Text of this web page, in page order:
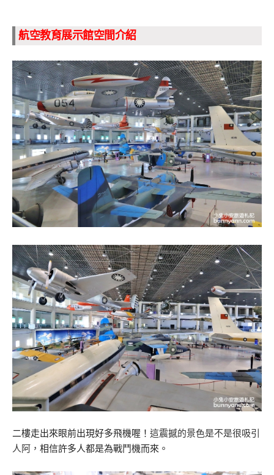
航空教育展示館空間介紹
二樓走出來眼前出現好多飛機喔！ 這震撼的景色是不是很吸引
人阿， 相信許多人都是為戰鬥機而來。